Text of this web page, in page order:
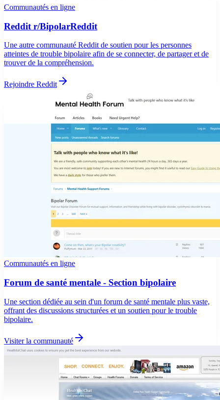
Communautés en ligne
Reddit r/BipolarReddit
Une autre communauté Reddit de soutien pour les personnes
atteintes de trouble bipolaire afin de se connecter, de partager et de
trouver de la compréhension.
Rejoindre Reddit
Communautés en ligne
Forum de santé mentale - Section bipolaire
Une section dédiée au sein d'un forum de santé mentale plus vaste,
offrant des discussions structurées et un soutien pour le trouble
bipolaire.
Visiter la communauté